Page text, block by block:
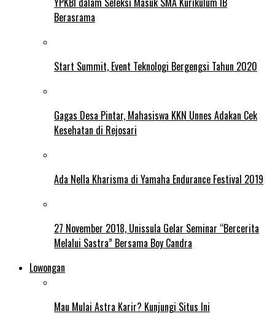
Berasrama
Start Summit, Event Teknologi Bergengsi Tahun 2020
Gagas Desa Pintar, Mahasiswa KKN Unnes Adakan Cek
Kesehatan di Rejosari
Ada Nella Kharisma di Yamaha Endurance Festival 2019
27 November 2018, Unissula Gelar Seminar “Bercerita
Melalui Sastra” Bersama Boy Candra
Lowongan
Mau Mulai Astra Karir? Kunjungi Situs Ini